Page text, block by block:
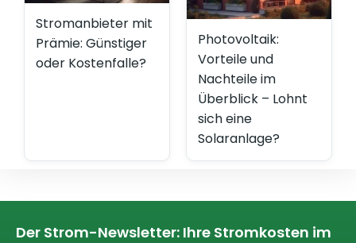
Stromanbieter mit
Prämie: Günstiger
oder Kostenfalle?
Photovoltaik:
Vorteile und
Nachteile im
Überblick – Lohnt
sich eine
Solaranlage?
Der Strom-Newsletter: Ihre Stromkosten im